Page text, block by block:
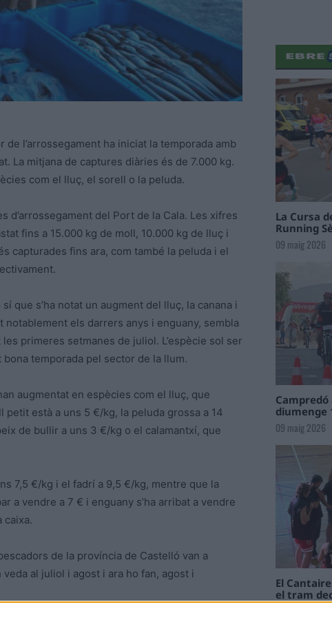
l’arrossegament ha iniciat la temporada amb
La mitjana de captures diàries és de 7.000 kg.
com el lluç, el sorell o la peluda.
d’arrossegament del Port de la Cala. Les xifres
fins a 15.000 kg de moll, 10.000 kg de lluç i
capturades fins ara, com també la peluda i el
que s’ha notat un augment del lluç, la canana i
els darrers anys i enguany, sembla
primeres setmanes de juliol. L’espècie sol ser
temporada pel sector de la llum.
augmentat en espècies com el lluç, que
està a uns 5 €/kg, la peluda grossa a 14
de bullir a uns 3 €/kg o el calamantxí, que
7,5 €/kg i el fadrí a 9,5 €/kg, mentre que la
a vendre a 7 € i enguany s’ha arribat a vendre
caixa.
de la província de Castelló van a
al juliol i agost i ara ho fan, agost i
La Cursa
Running
09 maig 2026
diumenge
09 maig 2026
El
el tram